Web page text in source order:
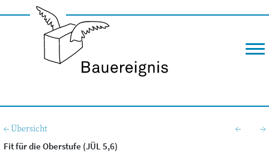
← Übersicht ← →
Fit für die Oberstufe (JÜL 5,6)